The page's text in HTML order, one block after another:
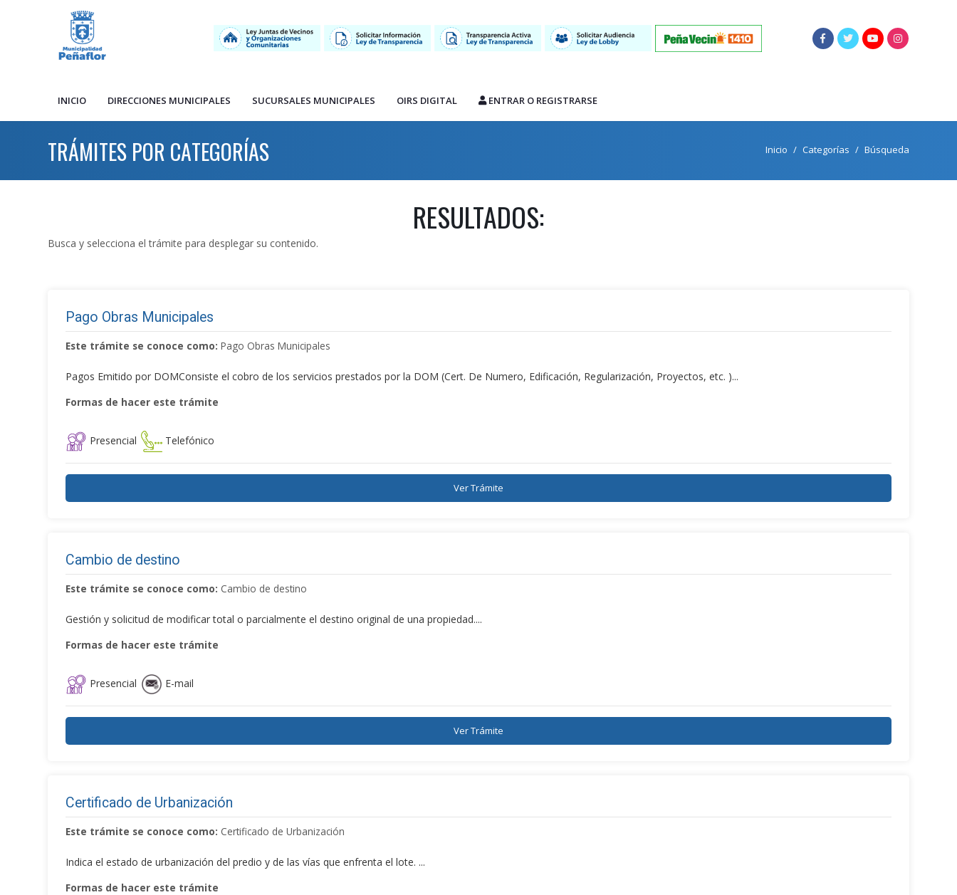
INICIO DIRECCIONES MUNICIPALES SUCURSALES MUNICIPALES OIRS DIGITAL ENTRAR O REGISTRARSE
TRÁMITES POR CATEGORÍAS Inicio Categorías Búsqueda
RESULTADOS:
Busca y selecciona el trámite para desplegar su contenido.
Pago Obras Municipales
Este trámite se conoce como: Pago Obras Municipales
Pagos Emitido por DOMConsiste el cobro de los servicios prestados por la DOM (Cert. De Numero, Edificación, Regularización, Proyectos, etc. )...
Formas de hacer este trámite
Presencial Telefónico
Ver Trámite
Cambio de destino
Este trámite se conoce como: Cambio de destino
Gestión y solicitud de modificar total o parcialmente el destino original de una propiedad....
Formas de hacer este trámite
Presencial E-mail
Ver Trámite
Certificado de Urbanización
Este trámite se conoce como: Certificado de Urbanización
Indica el estado de urbanización del predio y de las vías que enfrenta el lote. ...
Formas de hacer este trámite